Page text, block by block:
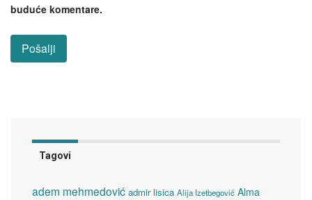
buduće komentare.
Tagovi
adem mehmedović admir lisica Alija Izetbegović Alma